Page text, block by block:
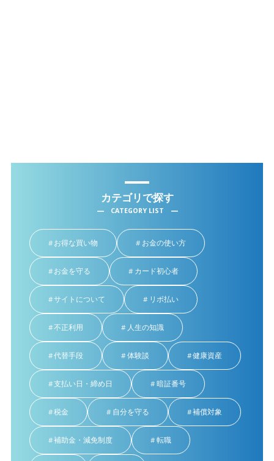
カテゴリで探す
CATEGORY LIST
お得な買い物 お金の使い方
お金を守る カード初心者
サイトについて リボ払い
不正利用 人生の知識
代替手段 体験談 健康資産
支払い日・締め日 暗証番号
税金 自分を守る 補償対象
補助金・減免制度 転職